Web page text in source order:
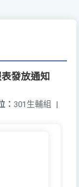
發放通知
： 301生輔組 |